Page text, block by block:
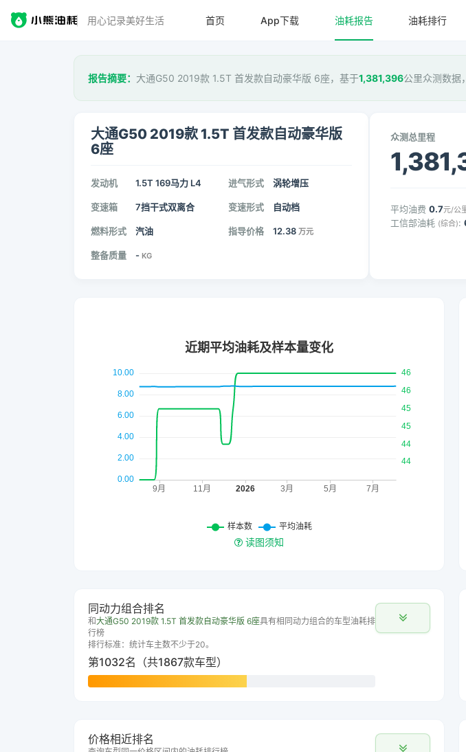
用心记录美好生活 首页 App下载 油耗报告 油耗排行
报告摘要： 大通G50 2019款 1.5T 首发款自动豪华版 6座，基于1,381,396公里众测数据
大通G50 2019款 1.5T 首发款自动豪华版
6座
发动机 1.5T 169马力 L4 进气形式 涡轮增压
变速箱 7挡干式双离合 变速形式 自动档
燃料形式 汽油 指导价格 12.38 万元
整备质量 - KG
众测总里程
平均油费 0.7元/公
工信部油耗 (综合):
读图须知
同动力组合排名
和大通G50 2019款 1.5T 首发款自动豪华版 6座具有相同动力组合的车型油耗排
行榜
排行标准：统计车主数不少于20。
第1032名（共1867款车型）
价格相近排名